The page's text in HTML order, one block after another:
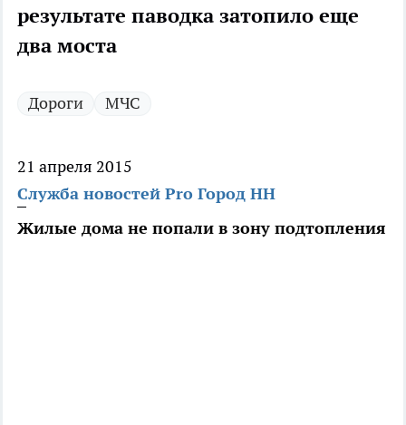
результате паводка затопило еще
два моста
Дороги МЧС
21 апреля 2015
Служба новостей Pro Город НН
Жилые дома не попали в зону подтопления